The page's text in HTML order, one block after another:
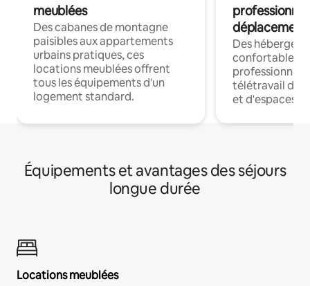
meublées
Des cabanes de montagne
paisibles aux appartements
urbains pratiques, ces
locations meublées offrent
tous les équipements d'un
logement standard.
déplacement
Des
confortables
professionnels
télétravail
et d'espaces
Équipements et avantages des séjours
longue durée
Locations meublées